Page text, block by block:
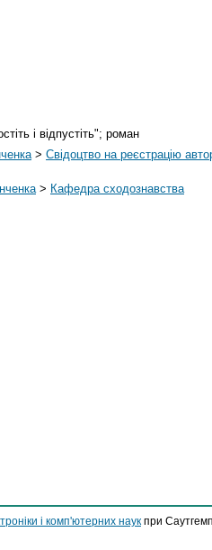
і відпустіть"; роман
> Свідоцтво на реєстрацію
> Кафедра сходознавства
і комп'ютерних наук при